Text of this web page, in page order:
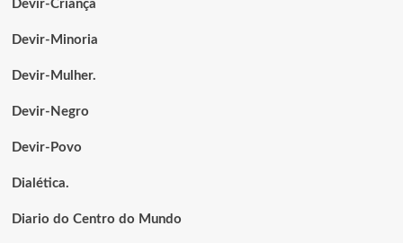
Devir-Criança
Devir-Minoria
Devir-Mulher.
Devir-Negro
Devir-Povo
Dialética.
Diario do Centro do Mundo